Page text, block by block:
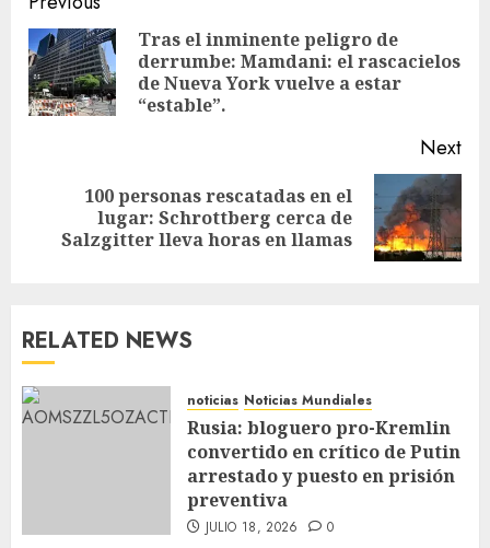
Tras el inminente peligro de
derrumbe: Mamdani: el rascacielos
de Nueva York vuelve a estar
“estable”.
Next
100 personas rescatadas en el
lugar: Schrottberg cerca de
Salzgitter lleva horas en llamas
RELATED NEWS
noticias Noticias Mundiales
Rusia: bloguero pro-Kremlin
convertido en crítico de Putin
arrestado y puesto en prisión
preventiva
JULIO 18, 2026 0